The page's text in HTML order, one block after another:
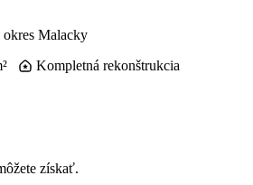
Malacky
Kompletná rekonštrukcia
získať.